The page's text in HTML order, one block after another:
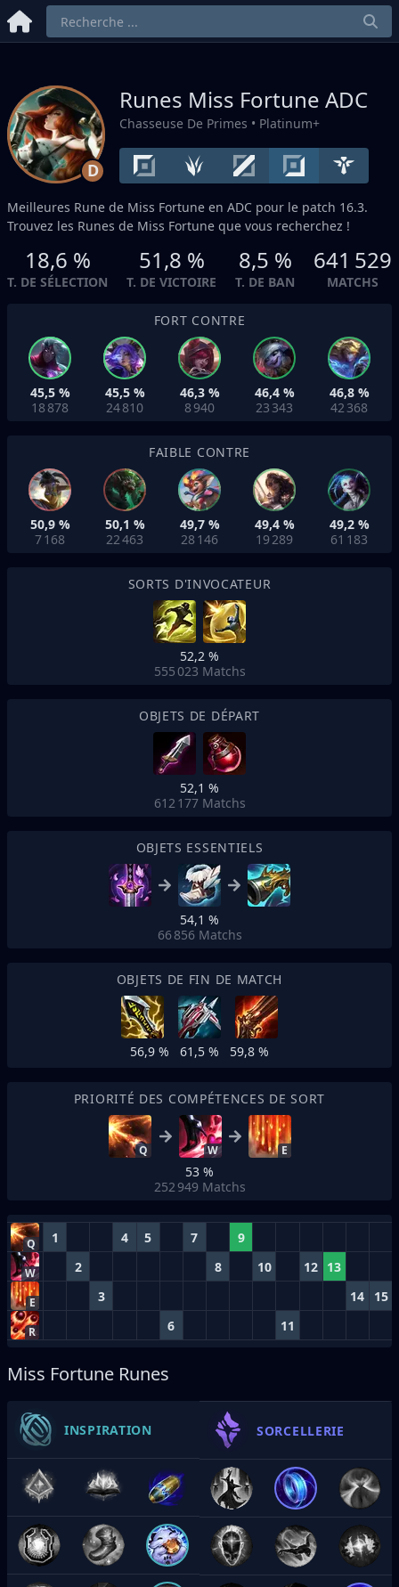
D
Runes Miss Fortune ADC
Chasseuse De Primes • Platinum+
Meilleures Rune de Miss Fortune en ADC pour le patch 16.3.
Trouvez les Runes de Miss Fortune que vous recherchez !
18,6 %
T. DE SÉLECTION
51,8 %
T. DE VICTOIRE
8,5 %
T. DE BAN
641 529
MATCHS
FORT CONTRE
45,5 %
18 878
45,5 %
24 810
46,3 %
8 940
46,4 %
23 343
46,8 %
42 368
FAIBLE CONTRE
50,9 %
7 168
50,1 %
22 463
49,7 %
28 146
49,4 %
19 289
49,2 %
61 183
SORTS D'INVOCATEUR
52,2 %
555 023 Matchs
OBJETS DE DÉPART
52,1 %
612 177 Matchs
OBJETS ESSENTIELS
54,1 %
66 856 Matchs
OBJETS DE FIN DE MATCH
56,9 % 61,5 % 59,8 %
PRIORITÉ DES COMPÉTENCES DE SORT
Q W E
53 %
252 949 Matchs
Q 1 4 5 7 9
W 2 8 10 12 13
E 3 14 15
R 6 11
Miss Fortune Runes
INSPIRATION SORCELLERIE